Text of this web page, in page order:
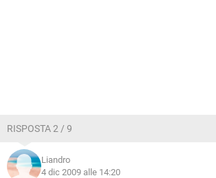
RISPOSTA 2 / 9
Liandro
4 dic 2009 alle 14:20